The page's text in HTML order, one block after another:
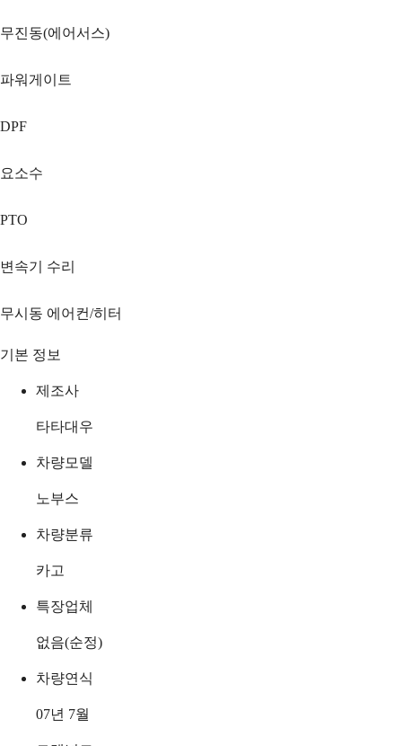
무진동(에어서스)
파워게이트
DPF
요소수
PTO
변속기 수리
무시동 에어컨/히터
기본 정보
제조사
타타대우
차량모델
노부스
차량분류
카고
특장업체
없음(순정)
차량연식
07년 7월